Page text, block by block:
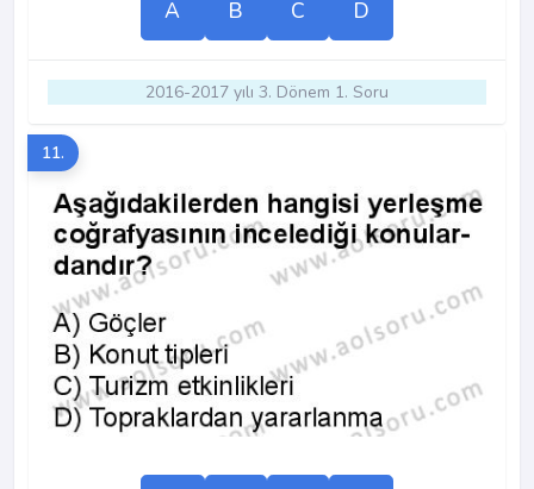
A B C D
2016-2017 yılı 3. Dönem 1. Soru
11.